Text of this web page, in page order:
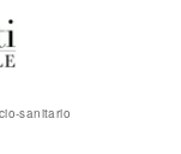
sanitario